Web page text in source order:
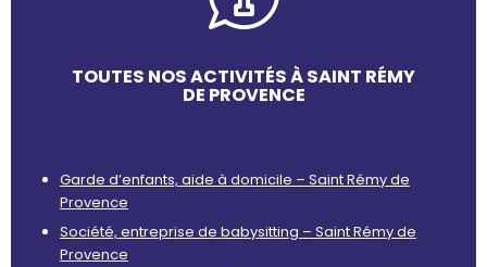
TOUTES NOS ACTIVITÉS À SAINT RÉMY
DE PROVENCE
Garde d’enfants, aide à domicile – Saint Rémy de
Provence
Société, entreprise de babysitting – Saint Rémy de
Provence